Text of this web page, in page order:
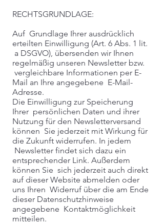
RECHTSGRUNDLAGE:
Auf Grundlage Ihrer ausdrücklich
erteilten Einwilligung (Art. 6 Abs. 1 lit.
a DSGVO), übersenden wir Ihnen
regelmäßig unseren Newsletter bzw.
vergleichbare Informationen per E-
Mail an Ihre angegebene E-Mail-
Adresse.
Die Einwilligung zur Speicherung
Ihrer persönlichen Daten und ihrer
Nutzung für den Newsletterversand
können Sie jederzeit mit Wirkung für
die Zukunft widerrufen. In jedem
Newsletter findet sich dazu ein
entsprechender Link. Außerdem
können Sie sich jederzeit auch direkt
auf dieser Website abmelden oder
uns Ihren Widerruf über die am Ende
dieser Datenschutzhinweise
angegebene Kontaktmöglichkeit
mitteilen.